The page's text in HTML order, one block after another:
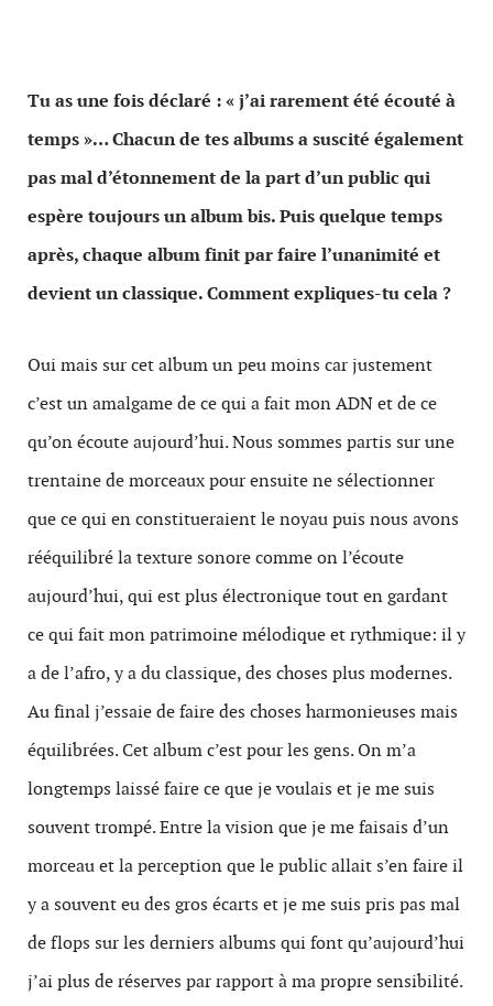
Tu as une fois déclaré : « j’ai rarement été écouté à
temps »… Chacun de tes albums a suscité également
pas mal d’étonnement de la part d’un public qui
espère toujours un album bis. Puis quelque temps
après, chaque album finit par faire l’unanimité et
devient un classique. Comment expliques-tu cela ?
Oui mais sur cet album un peu moins car justement
c’est un amalgame de ce qui a fait mon ADN et de ce
qu’on écoute aujourd’hui. Nous sommes partis sur une
trentaine de morceaux pour ensuite ne sélectionner
que ce qui en constitueraient le noyau puis nous avons
rééquilibré la texture sonore comme on l’écoute
aujourd’hui, qui est plus électronique tout en gardant
ce qui fait mon patrimoine mélodique et rythmique: il y
a de l’afro, y a du classique, des choses plus modernes.
Au final j’essaie de faire des choses harmonieuses mais
équilibrées. Cet album c’est pour les gens. On m’a
longtemps laissé faire ce que je voulais et je me suis
souvent trompé. Entre la vision que je me faisais d’un
morceau et la perception que le public allait s’en faire il
y a souvent eu des gros écarts et je me suis pris pas mal
de flops sur les derniers albums qui font qu’aujourd’hui
j’ai plus de réserves par rapport à ma propre sensibilité.